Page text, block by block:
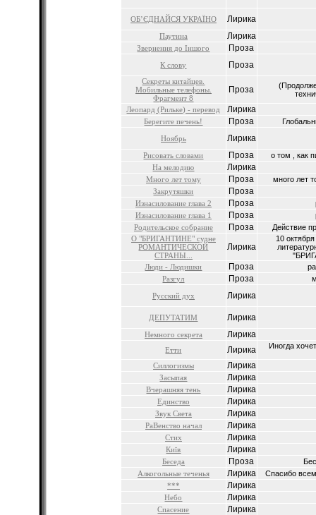
ОБ’ЄДНАЙСЯ УКРАЇНО Лирика
Паутина Лирика
Звернення до Іншого Проза
К слову Проза
Секреты китайцев.
Мобильные телефоны.
Фрагмент 8
Проза
Леопард (Рильке) - перевод
Лирика
Берегите печень! Проза
Ноябрь
Лирика
Рисовать словами Проза
о том , как
На мелодию
Лирика
Много лет тому Проза
много лет
Закрутяшки
Проза
Изнасилование глава 2 Проза
Изнасилование глава 1
Проза
Родительское собрание
Проза
Действие
О "БРИГАНТИНЕ" судне
РОМАНТИЧЕСКОЙ
СТРАНЫ...
Лирика
10
Люди - Людишки
Проза
Разгул
Проза
Русский дух
Лирика
ДЕПУТАТИМ Лирика
Немного секрета Лирика
Етти Лирика Иногда
Силлогизмы Лирика
Засыпая Лирика
Вчерашняя тень Лирика
Единство Лирика
Звук Света Лирика
РаВенство начал Лирика
Стих Лирика
Київ Лирика
Беседа Проза
Алкогольные теченья
Лирика
Спасибо
***
Лирика
Небо Лирика
Спасение Лирика